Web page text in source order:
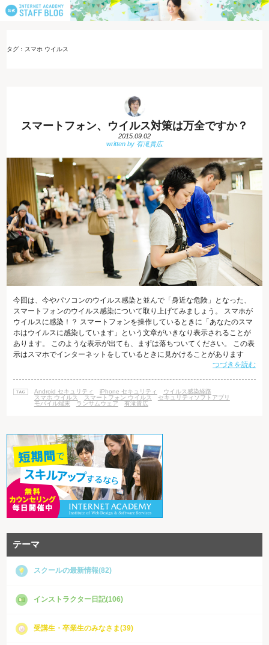
タグ：スマホ ウイルス
スマートフォン、ウイルス対策は万全ですか？
2015.09.02
今回は、今やパソコンのウイルス感染と並んで「身近な危険」となった、
スマートフォンのウイルス感染について取り上げてみましょう。 スマホが
ウイルスに感染！？ スマートフォンを操作しているときに「あなたのスマ
ホはウイルスに感染しています」という文章がいきなり表示されることが
あります。 このような表示が出ても、まずは落ちついてください。 この表
示はスマホでインターネットをしているときに見かけることがあります
が、 「ウイルス感染している」という表示で驚かせてユーザーの動揺をあ
示に従って指定された場所をタップしたりしないでください。 最近のスマ
ホに感染するウイルスは多くの場合、 感染すると持ち主に気づかれないよ
うに静かに行動します
つづきを読む
Android セキュリティ iPhone セキュリティ
ウイルス感染経路
スマホ ウイルス
スマートフォン ウイルス
セキュリティソフトアプリ
モバイル端末
ランサムウェア 有滝貴広
テーマ
スクールの最新情報(82)
インストラクター日記(106)
受講生・卒業生のみなさま(39)